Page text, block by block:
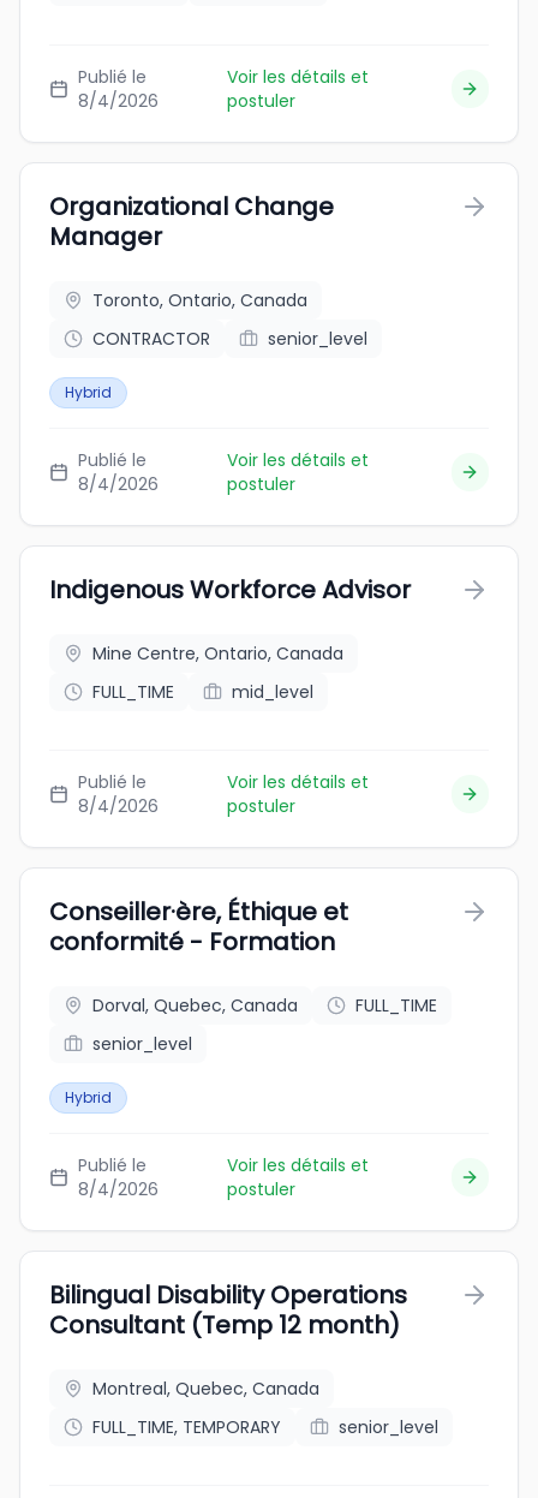
Publié le
8/4/2026
Voir les détails et
postuler
Organizational Change
Manager
Toronto, Ontario, Canada
CONTRACTOR
senior_level
Hybrid
Publié le
8/4/2026
Voir les détails et
postuler
Indigenous Workforce Advisor
Mine Centre, Ontario, Canada
FULL_TIME
mid_level
Publié le
8/4/2026
Voir les détails et
postuler
Conseiller·ère, Éthique et
conformité - Formation
Dorval, Quebec, Canada
FULL_TIME
senior_level
Hybrid
Publié le
8/4/2026
Voir les détails et
postuler
Bilingual Disability Operations
Consultant (Temp 12 month)
Montreal, Quebec, Canada
FULL_TIME, TEMPORARY
senior_level